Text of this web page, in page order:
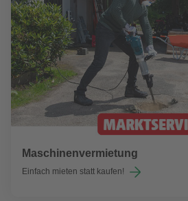
Maschinenvermietung
Einfach mieten statt kaufen!